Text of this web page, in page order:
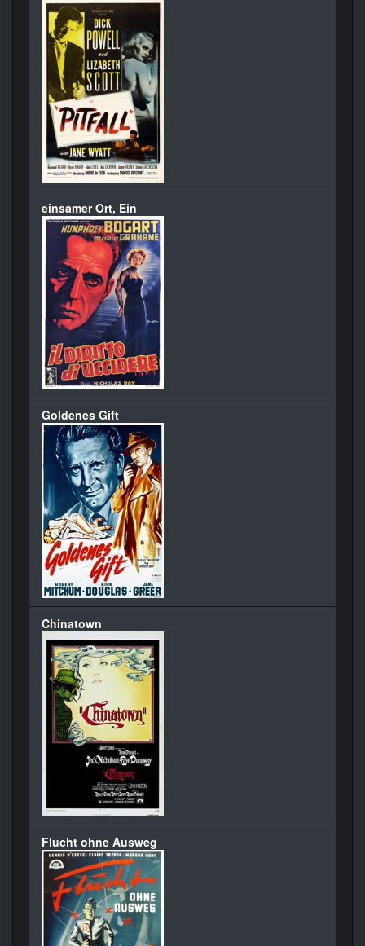
einsamer Ort, Ein
Goldenes Gift
Chinatown
Flucht ohne Ausweg